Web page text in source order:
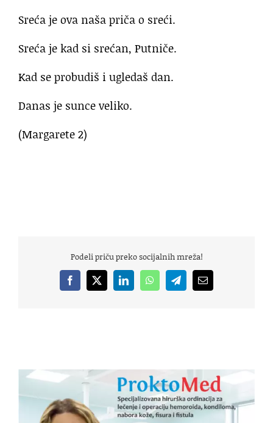
Sreća je ova naša priča o sreći.
Sreća je kad si srećan, Putniče.
Kad se probudiš i ugledaš dan.
Danas je sunce veliko.
(Margarete 2)
Podeli priču preko socijalnih mreža!
Facebook
X LinkedInWhatsAppTelegramEmail